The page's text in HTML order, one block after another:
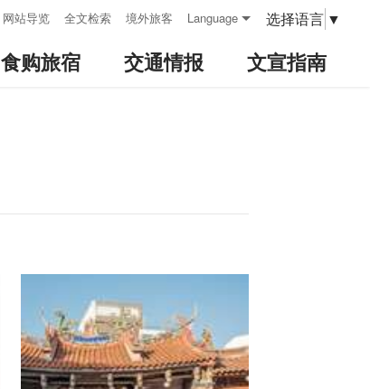
网站导览 全文检索 境外旅客 Language 选择语言 ▼
食购旅宿 交通情报 文宣指南